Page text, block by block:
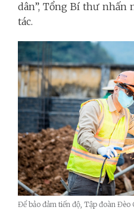
dân”, Tổng Bí thư nhấn
tác.
Để bảo đảm tiến độ, Tập đoàn